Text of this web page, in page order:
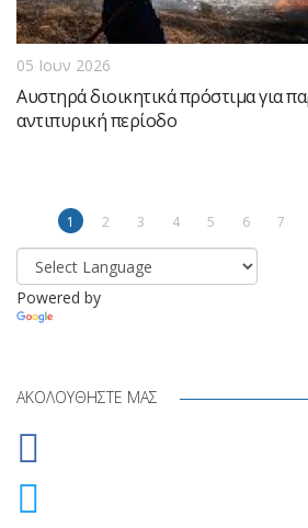
05 Ιουν 2026
Αυστηρά διοικητικά πρόστιμα για
αντιπυρική περίοδο
1 2 3 4 5 6 7
Powered by
ΑΚΟΛΟΥΘΉΣΤΕ ΜΑΣ